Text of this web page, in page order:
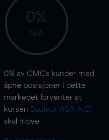
0%
N/A
0% av CMCs kunder med
åpne posisjoner i dette
markedet forventer at
kursen Equinor ASA (NO)
skal move